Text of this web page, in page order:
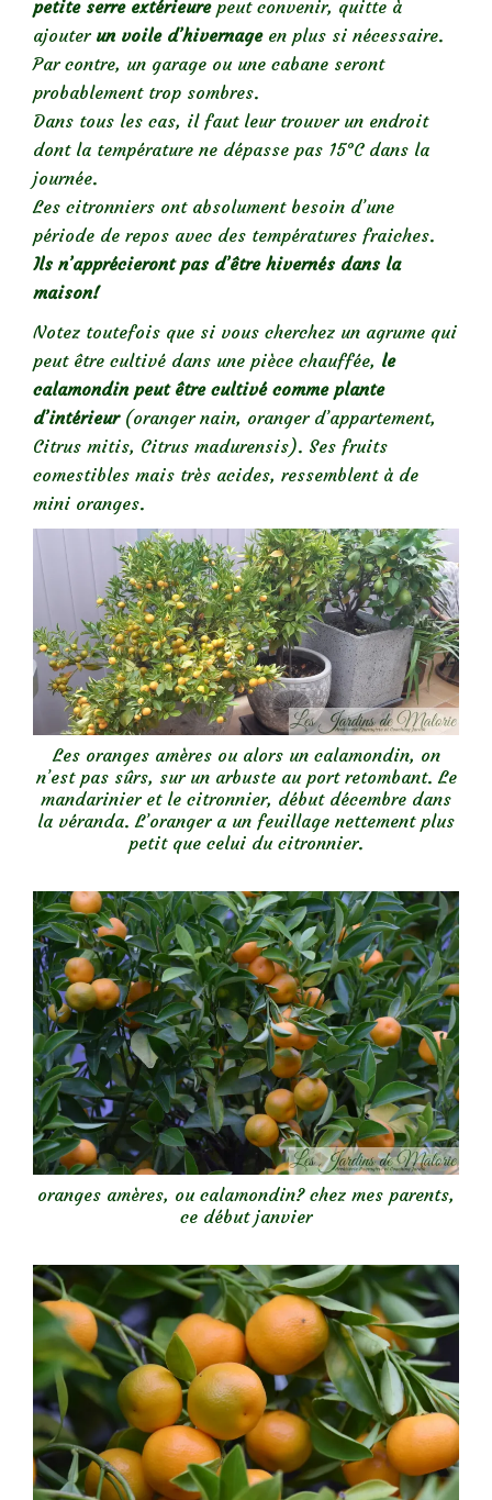
petite serre extérieurepeut convenir, quitte à
ajouter un voile d’hivernageen plus si nécessaire.
Par contre, un garage ou une cabane seront
probablement trop sombres.
Dans tous les cas, il faut leur trouver un endroit
dont la température ne dépasse pas 15°C dans la
journée.
Les citronniers ont absolument besoin d’une
période de repos avec des températures fraiches.
Ils n’apprécieront pas d’être hivernés dans la
maison!
Notez toutefois que si vous cherchez un agrume qui
peut être cultivé dans une pièce chauffée, le
calamondin peut être cultivé comme plante
d’intérieur(oranger nain, oranger d’appartement,
Citrus mitis, Citrus madurensis). Ses fruits
comestibles mais très acides, ressemblent à de
mini oranges.
Les oranges amères ou alors un calamondin, on
n’est pas sûrs, sur un arbuste au port retombant. Le
mandarinier et le citronnier, début décembre dans
la véranda. L’oranger a un feuillage nettement plus
petit que celui du citronnier.
oranges amères, ou calamondin? chez mes parents,
ce début janvier